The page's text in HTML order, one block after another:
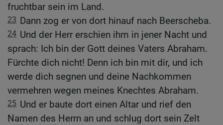
fruchtbar sein im Land.
23 Dann zog er von dort hinauf nach Beerscheba.
24 Und der Herr erschien ihm in jener Nacht und
sprach: Ich bin der Gott deines Vaters Abraham.
Fürchte dich nicht! Denn ich bin mit dir, und ich
werde dich segnen und deine Nachkommen
vermehren wegen meines Knechtes Abraham.
25 Und er baute dort einen Altar und rief den
Namen des Herrn an und schlug dort sein Zelt